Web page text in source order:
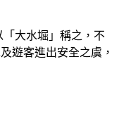
大水堀」稱之，不
遊客進出安全之虞，